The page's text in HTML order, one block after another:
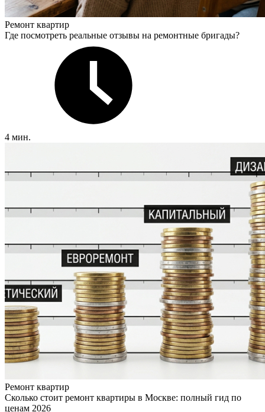
Ремонт квартир
Где посмотреть реальные отзывы на ремонтные бригады?
4 мин.
Ремонт квартир
Сколько стоит ремонт квартиры в Москве: полный гид по
ценам 2026